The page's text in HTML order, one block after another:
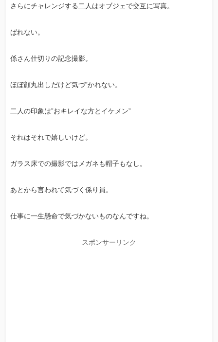
さらにチャレンジする二人はオブジェで交互に写真。
ばれない。
係さん仕切りの記念撮影。
ほぼ顔丸出しだけど気づ”かれない。
二人の印象は”おキレイな方とイケメン”
それはそれで嬉しいけど。
ガラス床での撮影ではメガネも帽子もなし。
あとから言われて気づく係り員。
仕事に一生懸命で気づかないものなんですね。
スポンサーリンク